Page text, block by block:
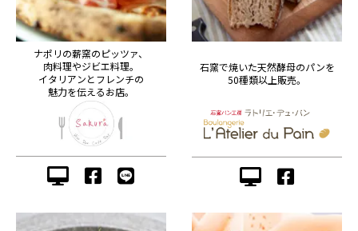
ナポリの薪窯のピッツァ、
肉料理やジビエ料理。
イタリアンとフレンチの
魅力を伝えるお店。
石窯で焼いた天然酵母のパンを
50種類以上販売。